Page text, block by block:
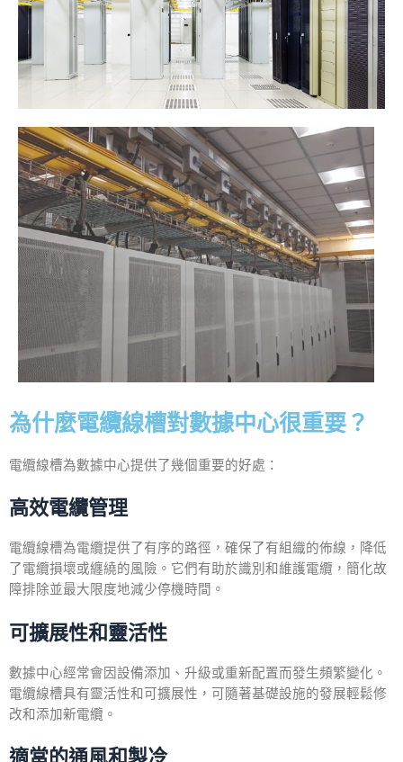
為什麼電纜線槽對數據中心很重要？
電纜線槽為數據中心提供了幾個重要的好處：
高效電纜管理
電纜線槽為電纜提供了有序的路徑，確保了有組織的佈線，降低
了電纜損壞或纏繞的風險。它們有助於識別和維護電纜，簡化故
障排除並最大限度地減少停機時間。
可擴展性和靈活性
數據中心經常會因設備添加、升級或重新配置而發生頻繁變化。
電纜線槽具有靈活性和可擴展性，可隨著基礎設施的發展輕鬆修
改和添加新電纜。
適當的通風和製冷